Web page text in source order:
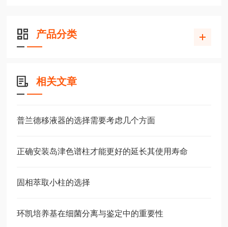
产品分类
相关文章
普兰德移液器的选择需要考虑几个方面
正确安装岛津色谱柱才能更好的延长其使用寿命
固相萃取小柱的选择
环凯培养基在细菌分离与鉴定中的重要性